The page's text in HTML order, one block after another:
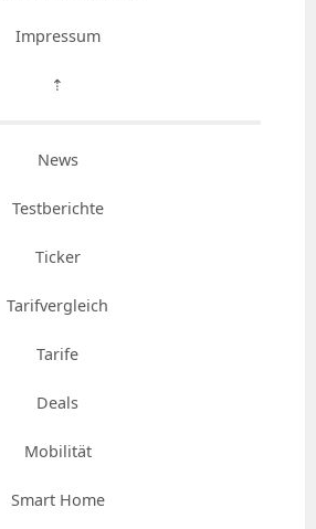
Impressum
⇡
News
Testberichte
Ticker
Tarifvergleich
Tarife
Deals
Mobilität
Smart Home